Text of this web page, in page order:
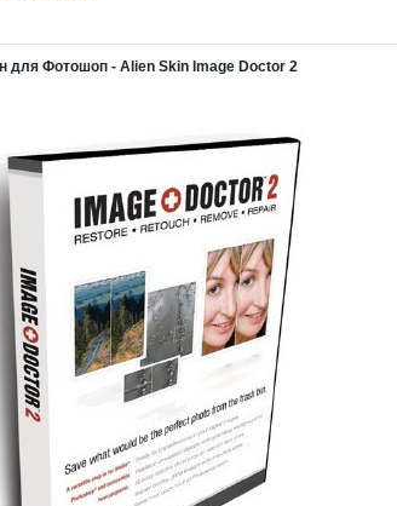
для Фотошоп - Alien Skin Image Doctor 2